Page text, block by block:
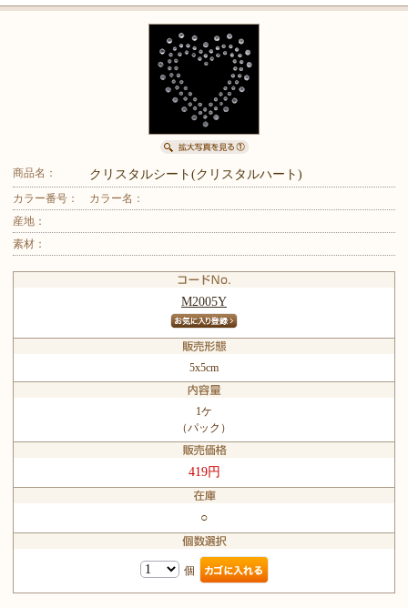
商品名： クリスタルシート(クリスタルハート)
カラー番号：
カラー名：
産地：
素材：
M2005Y
5x5cm
1ケ
（パック）
419円
○
個